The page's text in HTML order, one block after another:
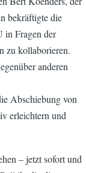
bekräftigte die
in Fragen der
zu kollaborieren.
anderen
Abschiebung von
erleichtern und
– jetzt sofort und